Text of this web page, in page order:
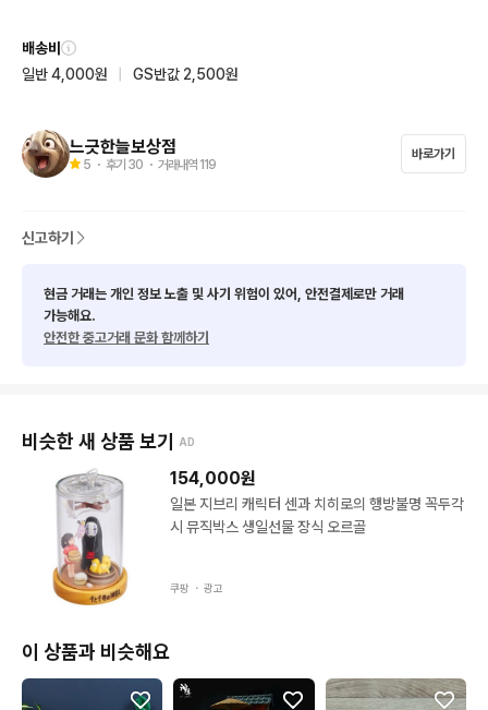
양해바랍니다.
🦥 다시 가지고 와줬으면 하는 상품이 있거나 풀박으로 구매하고
🦥 단순변심에 의한 &lt;취소,환불,교환&gt; 불가능 합니다.
배송비
일반 4,000원
GS반값 2,500원
느긋한늘보상점
5 ・ 후기 30 ・ 거래내역 119
바로가기
신고하기
현금 거래는 개인 정보 노출 및 사기 위험이 있어, 안전결제로만 거래
가능해요.
안전한 중고거래 문화 함께하기
비슷한 새 상품 보기 AD
154,000원
일본 지브리 캐릭터 센과 치히로의 행방불명 꼭두각
시 뮤직박스 생일선물 장식 오르골
쿠팡 ・ 광고
이 상품과 비슷해요